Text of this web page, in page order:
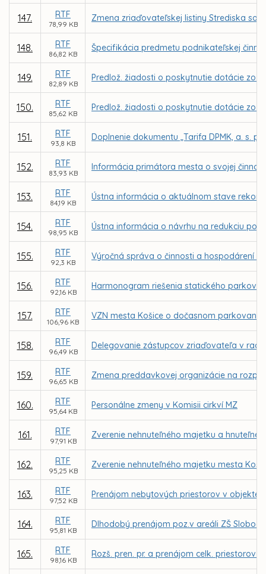
147. RTF
78,99 KB
Zmena zriaďovateľskej listiny Strediska
148. RTF
86,82 KB
Špecifikácia predmetu podnikateľskej
149. RTF
82,89 KB
Predlož. žiadosti o poskytnutie dotácie zo
150. RTF
85,62 KB
Predlož. žiadosti o poskytnutie dotácie zo
151. RTF
93,8 KB
Doplnenie dokumentu „Tarifa DPMK, a. s.
152. RTF
83,93 KB
Informácia primátora mesta o svojej
153. RTF
84,19 KB
Ústna informácia o aktuálnom stave
154. RTF
98,95 KB
Ústna informácia o návrhu na redukciu
155. RTF
92,3 KB
Výročná správa o činnosti a hospodárení
156. RTF
92,16 KB
Harmonogram riešenia statického
157. RTF
106,96 KB
VZN mesta Košice o dočasnom parkovaní
158. RTF
96,49 KB
Delegovanie zástupcov zriaďovateľa v
159. RTF
96,65 KB
Zmena preddavkovej organizácie na
160. RTF
95,64 KB
Personálne zmeny v Komisii cirkví MZ
161. RTF
97,91 KB
Zverenie nehnuteľného majetku a
162. RTF
95,25 KB
Zverenie nehnuteľného majetku mesta
163. RTF
97,52 KB
Prenájom nebytových priestorov v objekte
164. RTF
95,81 KB
Dlhodobý prenájom poz.v areáli ZŠ
165. RTF
98,16 KB
Rozš. pren. pr. a prenájom celk. priestorov